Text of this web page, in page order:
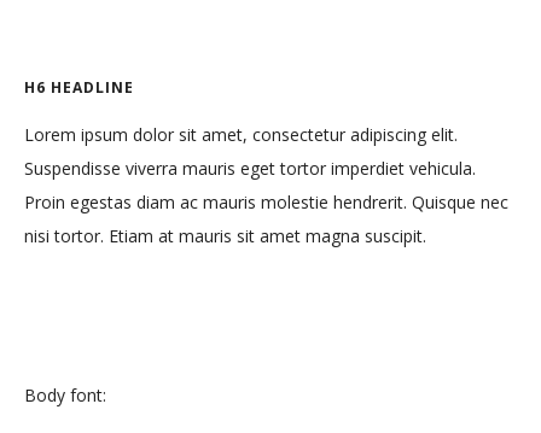
H6 HEADLINE
Lorem ipsum dolor sit amet, consectetur adipiscing elit.
Suspendisse viverra mauris eget tortor imperdiet vehicula.
Proin egestas diam ac mauris molestie hendrerit. Quisque nec
nisi tortor. Etiam at mauris sit amet magna suscipit.
Body font: